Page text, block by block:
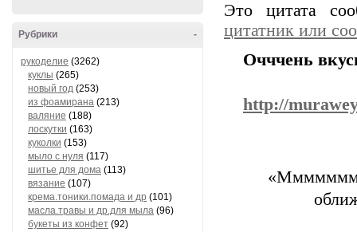
-
Рубрики
рукоделие (3262)
куклы (265)
новый год (253)
из фоамирана (213)
валяние (188)
лоскутки (163)
куколки (153)
мыло с нуля (117)
шитье для дома (113)
вязание (107)
крема.тоники.помада и др (101)
масла.травы и др.для мыла (96)
букеты из конфет (92)
Это цитата
цитатник или
Очччень
http://